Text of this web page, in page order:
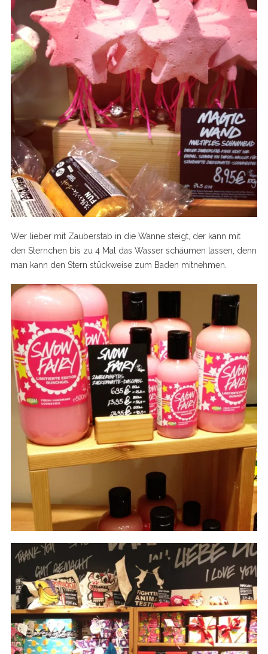
Wer lieber mit Zauberstab in die Wanne steigt, der kann mit
den Sternchen bis zu 4 Mal das Wasser schäumen lassen, denn
man kann den Stern stückweise zum Baden mitnehmen.